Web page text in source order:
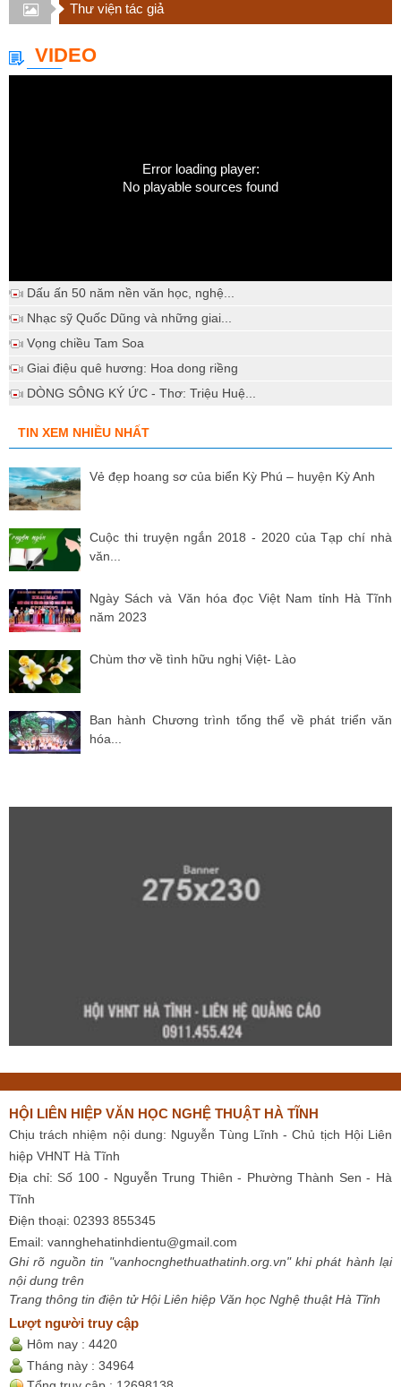
Thư viện tác giả
VIDEO
Error loading player:
No playable sources found
Dấu ấn 50 năm nền văn học, nghệ...
Nhạc sỹ Quốc Dũng và những giai...
Vọng chiều Tam Soa
Giai điệu quê hương: Hoa dong riềng
DÒNG SÔNG KÝ ỨC - Thơ: Triệu Huệ...
TIN XEM NHIỀU NHẤT
Vẻ đẹp hoang sơ của biển Kỳ Phú – huyện Kỳ Anh
Cuộc thi truyện ngắn 2018 - 2020 của Tạp chí nhà
văn...
Ngày Sách và Văn hóa đọc Việt Nam tỉnh Hà Tĩnh
năm 2023
Chùm thơ về tình hữu nghị Việt- Lào
Ban hành Chương trình tổng thể về phát triển văn
hóa...
HỘI LIÊN HIỆP VĂN HỌC NGHỆ THUẬT HÀ TĨNH
Chịu trách nhiệm nội dung: Nguyễn Tùng Lĩnh - Chủ tịch Hội Liên
hiệp VHNT Hà Tĩnh
Địa chỉ: Số 100 - Nguyễn Trung Thiên - Phường Thành Sen - Hà
Tĩnh
Điện thoại: 02393 855345
Email: vannghehatinhdientu@gmail.com
Ghi rõ nguồn tin "vanhocnghethuathatinh.org.vn" khi phát hành lại
nội dung trên
Trang thông tin điện tử Hội Liên hiệp Văn học Nghệ thuật Hà Tĩnh
Lượt người truy cập
Hôm nay : 4420
Tháng này : 34964